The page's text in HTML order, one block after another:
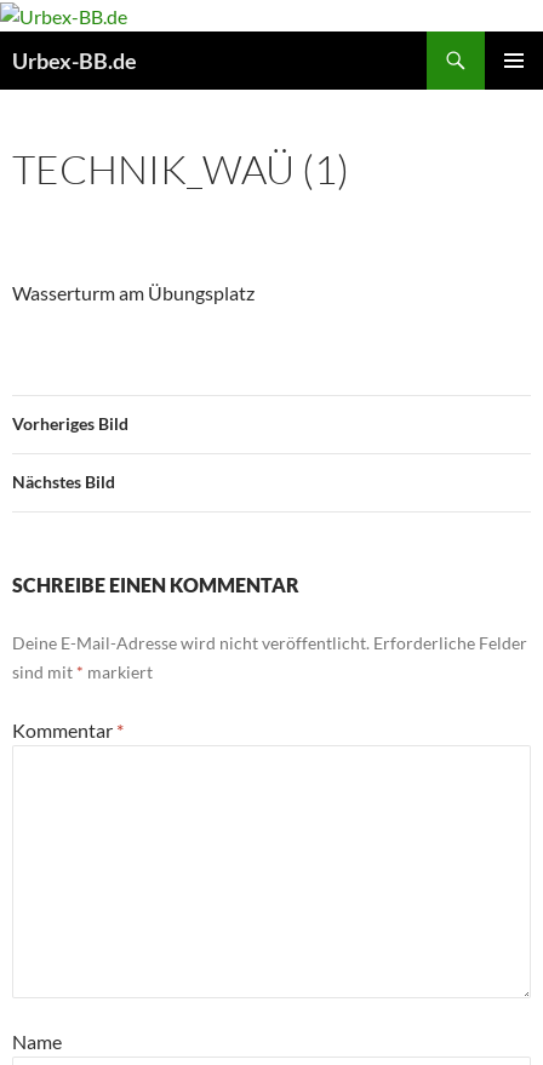
Urbex-BB.de
TECHNIK_WAÜ (1)
Wasserturm am Übungsplatz
Vorheriges Bild
Nächstes Bild
SCHREIBE EINEN KOMMENTAR
Deine E-Mail-Adresse wird nicht veröffentlicht. Erforderliche Felder
sind mit * markiert
Kommentar *
Name